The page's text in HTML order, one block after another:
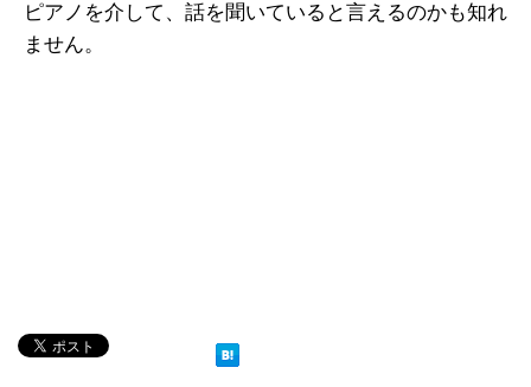
ピアノを介して、話を聞いていると言えるのかも知れ
ません。